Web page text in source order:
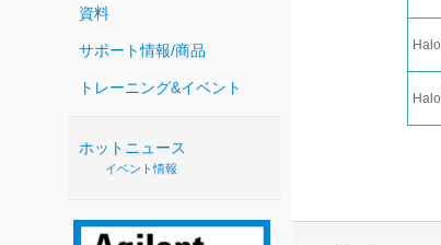
資料
サポート情報/商品
トレーニング&イベント
ホットニュース
イベント情報